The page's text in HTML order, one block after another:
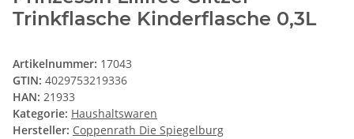
Trinkflasche Kinderflasche 0,3L
Artikelnummer: 17043
GTIN: 4029753219336
HAN: 21933
Kategorie: Haushaltswaren
Hersteller: Coppenrath Die Spiegelburg